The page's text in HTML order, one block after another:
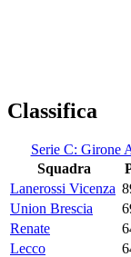
Classifica
Serie C: Girone
Squadra
Lanerossi Vicenza
Union Brescia
Renate
Lecco